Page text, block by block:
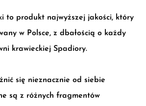
to produkt najwyższej jakości, który
w Polsce, z dbałością o każdy
krawieckiej Spadiory.
się nieznacznie od siebie
są z różnych fragmentów